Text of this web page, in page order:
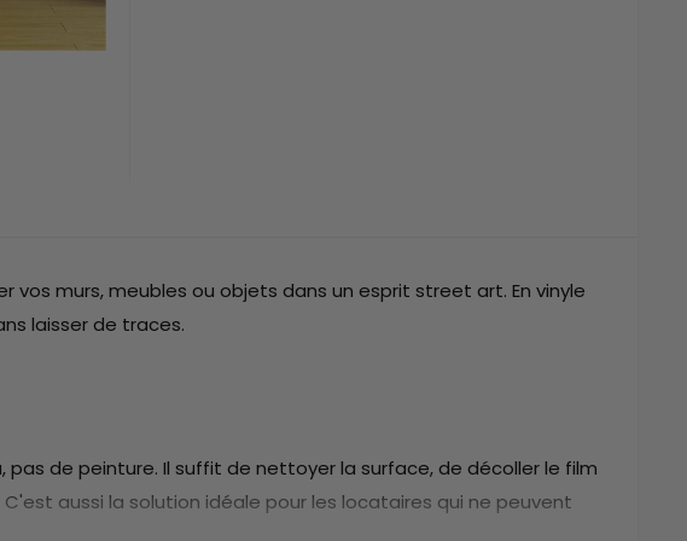
murs, meubles ou objets dans un esprit street art. En vinyle
laisser de traces.
de peinture. Il suffit de nettoyer la surface, de décoller le film
aussi la solution idéale pour les locataires qui ne peuvent